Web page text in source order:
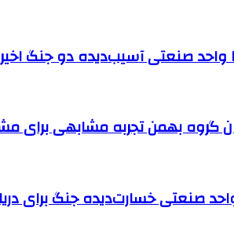
گروه بهمن تجربه مشابهی برای